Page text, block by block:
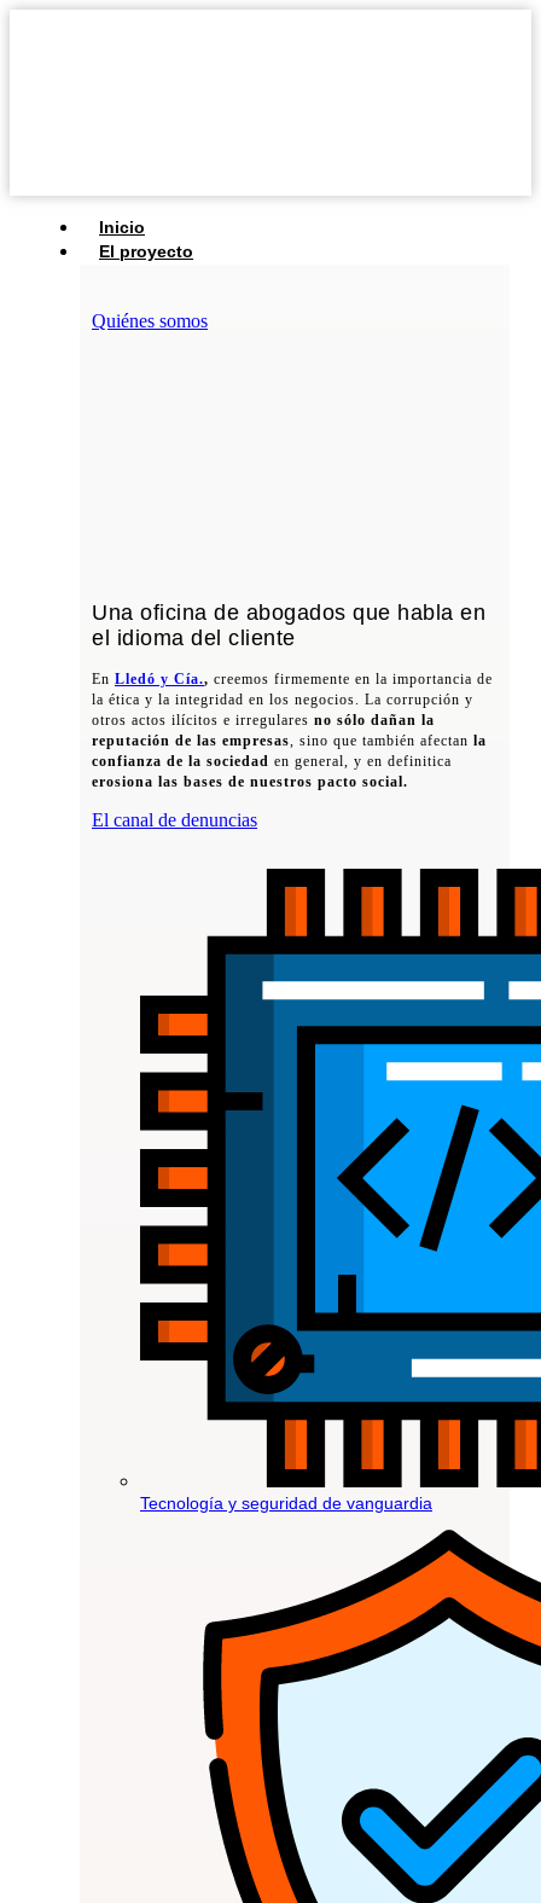
Inicio
El proyecto
Quiénes somos
Una oficina de abogados que habla en
el idioma del cliente
En Lledó y Cía., creemos firmemente en la importancia de
la ética y la integridad en los negocios. La corrupción y
otros actos ilícitos e irregulares no sólo dañan la
reputación de las empresas, sino que también afectan la
confianza de la sociedad en general, y en definitica
erosiona las bases de nuestros pacto social.
El canal de denuncias
Tecnología y seguridad de vanguardia